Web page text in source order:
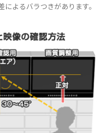
よるバラつきがあります。